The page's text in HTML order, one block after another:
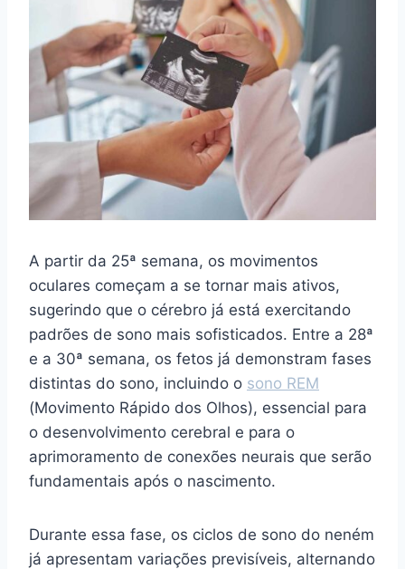
A partir da 25ª semana, os movimentos
oculares começam a se tornar mais ativos,
sugerindo que o cérebro já está exercitando
padrões de sono mais sofisticados. Entre a 28ª
e a 30ª semana, os fetos já demonstram fases
distintas do sono, incluindo o sono REM
(Movimento Rápido dos Olhos), essencial para
o desenvolvimento cerebral e para o
aprimoramento de conexões neurais que serão
fundamentais após o nascimento.
Durante essa fase, os ciclos de sono do neném
já apresentam variações previsíveis, alternando